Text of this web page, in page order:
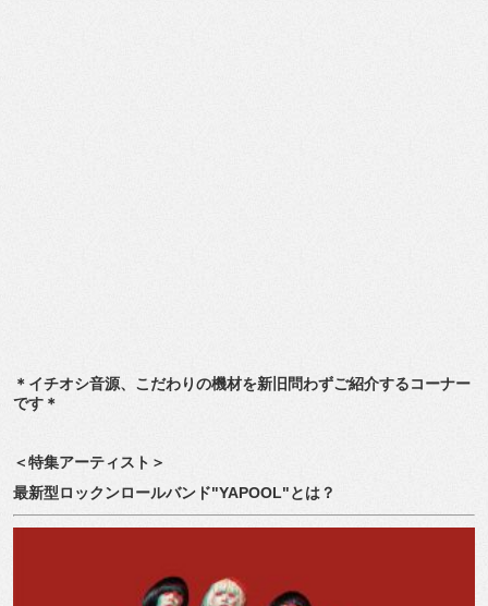
＊イチオシ音源、こだわりの機材を新旧問わずご紹介するコーナー
です＊
＜特集アーティスト＞
最新型ロックンロールバンド"YAPOOL"とは？